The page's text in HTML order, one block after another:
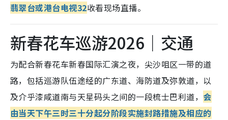
翡翠台或港台电视32收看现场直播。
新春花车巡游2026｜交通
为配合新春花车新春国际汇演之夜，尖沙咀区一带的道
路，包括巡游队伍途经的广东道、海防道及弥敦道，以
及介乎漆咸道南与天星码头之间的一段梳士巴利道， 会
由当天下午三时三十分起分阶段实施封路措施及相应的